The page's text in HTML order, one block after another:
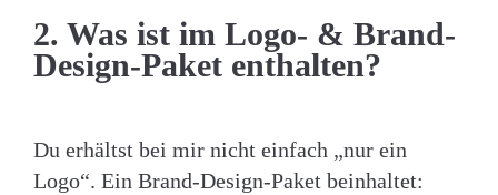
2. Was ist im Logo- & Brand-
Design-Paket enthalten?
Du erhältst bei mir nicht einfach „nur ein
Logo“. Ein Brand-Design-Paket beinhaltet: